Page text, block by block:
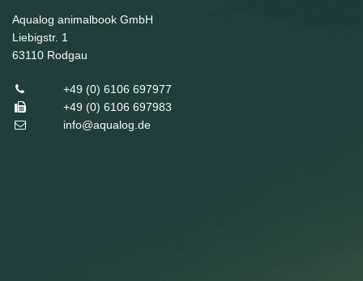
Aqualog animalbook GmbH
Liebigstr. 1
63110 Rodgau
+49 (0) 6106 697977
+49 (0) 6106 697983
info@aqualog.de